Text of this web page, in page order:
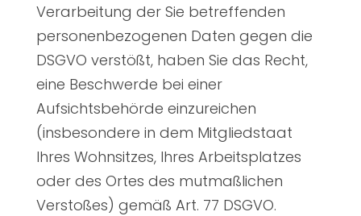
Verarbeitung der Sie betreffenden
personenbezogenen Daten gegen die
DSGVO verstößt, haben Sie das Recht,
eine Beschwerde bei einer
Aufsichtsbehörde einzureichen
(insbesondere in dem Mitgliedstaat
Ihres Wohnsitzes, Ihres Arbeitsplatzes
oder des Ortes des mutmaßlichen
Verstoßes) gemäß Art. 77 DSGVO.